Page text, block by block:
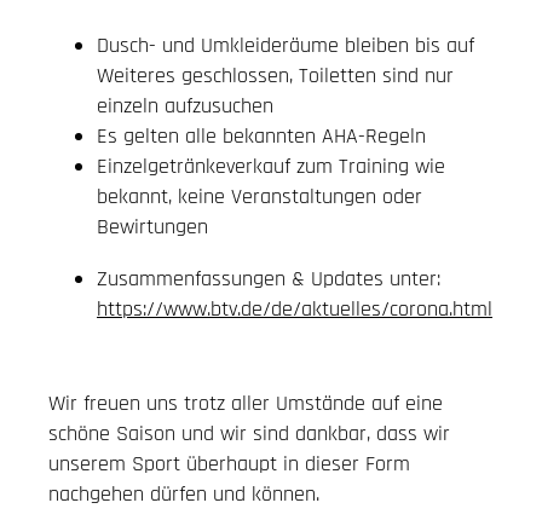
Dusch- und Umkleideräume bleiben bis auf
Weiteres geschlossen, Toiletten sind nur
einzeln aufzusuchen
Es gelten alle bekannten AHA-Regeln
Einzelgetränkeverkauf zum Training wie
bekannt, keine Veranstaltungen oder
Bewirtungen
Zusammenfassungen & Updates unter:
https://www.btv.de/de/aktuelles/corona.html
Wir freuen uns trotz aller Umstände auf eine
schöne Saison und wir sind dankbar, dass wir
unserem Sport überhaupt in dieser Form
nachgehen dürfen und können.